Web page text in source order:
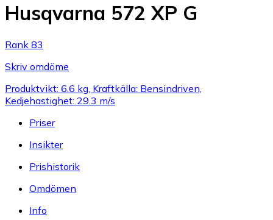
Husqvarna 572 XP G
Rank 83
Skriv omdöme
Produktvikt: 6.6 kg, Kraftkälla: Bensindriven,
Kedjehastighet: 29.3 m/s
Priser
Insikter
Prishistorik
Omdömen
Info